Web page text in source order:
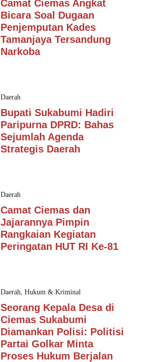
Camat Ciemas Angkat
Bicara Soal Dugaan
Penjemputan Kades
Tamanjaya Tersandung
Narkoba
Daerah
Bupati Sukabumi Hadiri
Paripurna DPRD: Bahas
Sejumlah Agenda
Strategis Daerah
Daerah
Camat Ciemas dan
Jajarannya Pimpin
Rangkaian Kegiatan
Peringatan HUT RI Ke-81
Daerah, Hukum & Kriminal
Seorang Kepala Desa di
Ciemas Sukabumi
Diamankan Polisi: Politisi
Partai Golkar Minta
Proses Hukum Berjalan